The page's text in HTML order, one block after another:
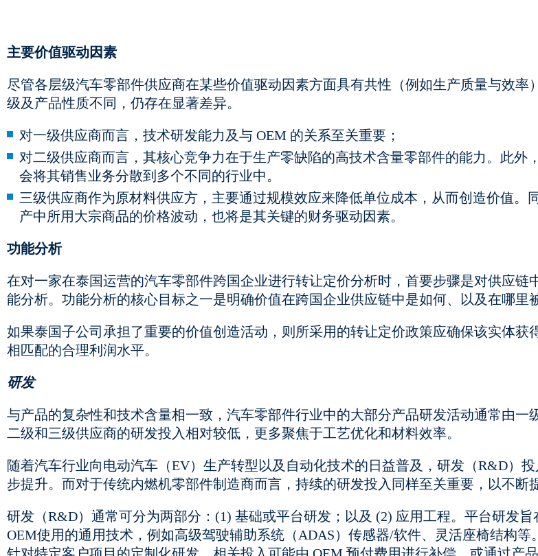
主要价值驱动因素
尽管各层级汽车零部件供应商在某些价值驱动因素方面具有共性（例如生产质量与效率
级及产品性质不同，仍存在显著差异。
对一级供应商而言，技术研发能力及与 OEM 的关系至关重要；
对二级供应商而言，其核心竞争力在于生产零缺陷的高技术含量零部件的能力。此外
会将其销售业务分散到多个不同的行业中。
三级供应商作为原材料供应方，主要通过规模效应来降低单位成本，从而创造价值。
产中所用大宗商品的价格波动，也将是其关键的财务驱动因素。
功能分析
在对一家在泰国运营的汽车零部件跨国企业进行转让定价分析时，首要步骤是对供应链
能分析。功能分析的核心目标之一是明确价值在跨国企业供应链中是如何、以及在哪里
如果泰国子公司承担了重要的价值创造活动，则所采用的转让定价政策应确保该实体获
相匹配的合理利润水平。
研发
与产品的复杂性和技术含量相一致，汽车零部件行业中的大部分产品研发活动通常由一
二级和三级供应商的研发投入相对较低，更多聚焦于工艺优化和材料效率。
随着汽车行业向电动汽车（EV）生产转型以及自动化技术的日益普及，研发（R&D）
步提升。而对于传统内燃机零部件制造商而言，持续的研发投入同样至关重要，以不断
研发（R&D）通常可分为两部分：(1) 基础或平台研发；以及 (2) 应用工程。平台研发旨
OEM使用的通用技术，例如高级驾驶辅助系统（ADAS）传感器/软件、灵活座椅结构等